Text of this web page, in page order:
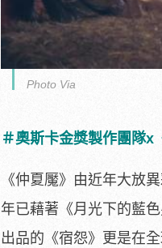
Photo Via
＃奧斯卡金獎製作團隊x
《仲夏魘》由近年大放
年已藉著《月光下的藍
出品的《宿怨》 更是在